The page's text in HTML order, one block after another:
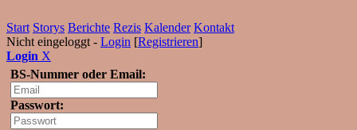
Start Storys Berichte Rezis Kalender Kontakt
Nicht eingeloggt - Login [Registrieren]
Login X
BS-Nummer oder Email:
Passwort: